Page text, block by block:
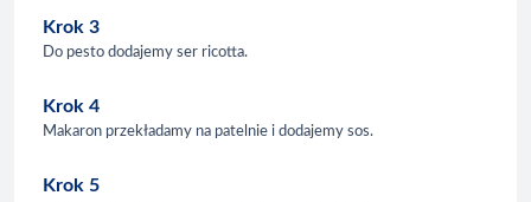
Krok 3
Do pesto dodajemy ser ricotta.
Krok 4
Makaron przekładamy na patelnie i dodajemy sos.
Krok 5